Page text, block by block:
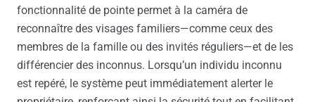
fonctionnalité de pointe permet à la caméra de
reconnaître des visages familiers—comme ceux des
membres de la famille ou des invités réguliers—et de les
différencier des inconnus. Lorsqu’un individu inconnu
est repéré, le système peut immédiatement alerter le